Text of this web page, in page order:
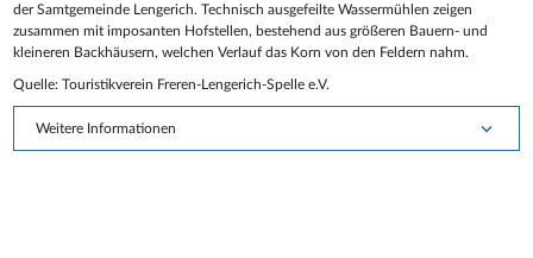
Weitere Informationen
der Samtgemeinde Lengerich. Technisch ausgefeilte Wassermühlen zeigen
zusammen mit imposanten Hofstellen, bestehend aus größeren Bauern- und
kleineren Backhäusern, welchen Verlauf das Korn von den Feldern nahm.
Quelle: Touristikverein Freren-Lengerich-Spelle e.V.